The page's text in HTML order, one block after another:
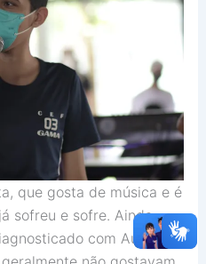
que gosta de música e é
sofreu e sofre. Ainda
com Autismo.